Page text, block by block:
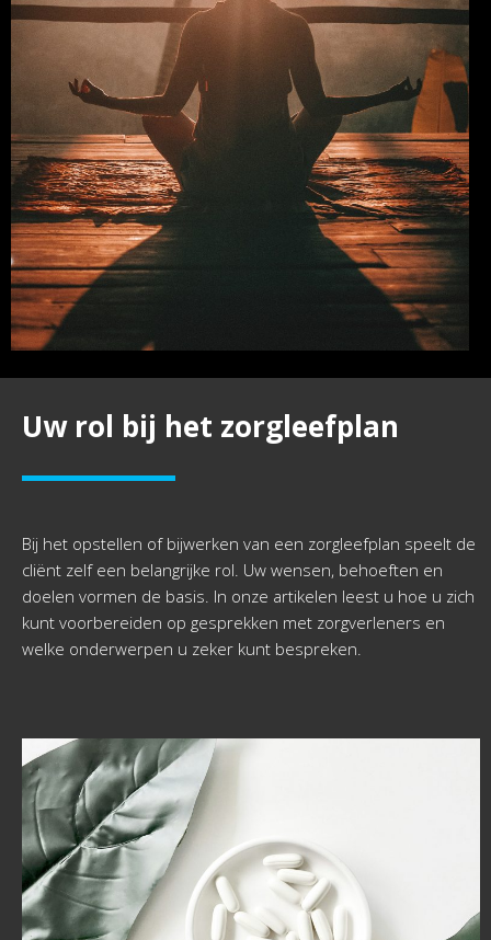
Uw rol bij het zorgleefplan
Bij het opstellen of bijwerken van een zorgleefplan speelt de
cliënt zelf een belangrijke rol. Uw wensen, behoeften en
doelen vormen de basis. In onze artikelen leest u hoe u zich
kunt voorbereiden op gesprekken met zorgverleners en
welke onderwerpen u zeker kunt bespreken.